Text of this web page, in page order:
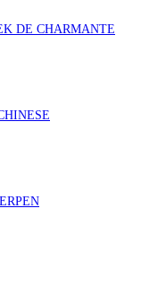
DE CHARMANTE